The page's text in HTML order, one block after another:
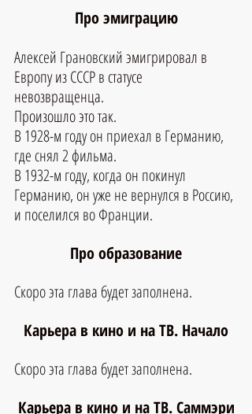
Про эмиграцию
Алексей Грановский эмигрировал в
Европу из СССР в статусе
невозвращенца.
Произошло это так.
В 1928-м году он приехал в Германию,
где снял 2 фильма.
В 1932-м году, когда он покинул
Германию, он уже не вернулся в Россию,
и поселился во Франции.
Про образование
Скоро эта глава будет заполнена.
Карьера в кино и на ТВ. Начало
Скоро эта глава будет заполнена.
Карьера в кино и на ТВ. Саммэри